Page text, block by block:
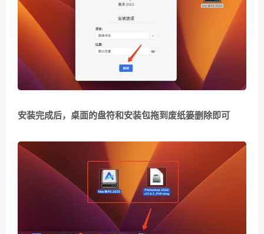
安装完成后，桌面的盘符和安装包拖到废纸篓删除即可